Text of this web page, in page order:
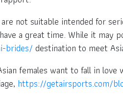
not suitable intended for
a great time. While it may
brides/ destination to meet
females want to fall in
https://getairsports.com/